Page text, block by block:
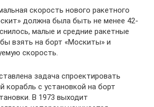
скорость нового ракетного
должна была быть не менее 42-
малые и средние ракетные
взять на борт «Москиты» и
скорость.
задача спроектировать
корабль с установкой на борт
В 1973 выходит